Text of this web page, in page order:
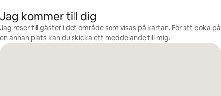
Jag kommer till dig
Jag reser till gäster i det område som visas på kartan. För att boka på
en annan plats kan du skicka ett meddelande till mig.